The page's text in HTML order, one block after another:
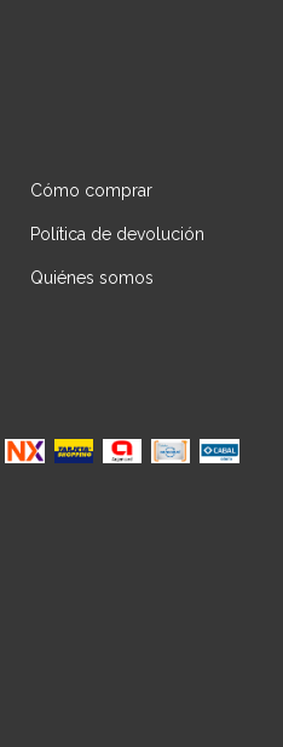
Cómo comprar
Política de devolución
Quiénes somos